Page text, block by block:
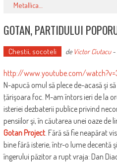
Metallica…
GOTAN, PARTIDULUI
Chestii, socoteli de Victor Ciutacu-
http://www.youtube.com/
N-apucă omul să plece de-acasă şi
ţărişoara foc. M-am întors ieri de la
isteriei dezbaterii publice privind
pensiilor şi, în căutarea unei oaze de
Gotan Project. Fără să fie neapărat
bine fără isterie, într-o lume decentă
îngerului păzitor a rupt vraja: Dan